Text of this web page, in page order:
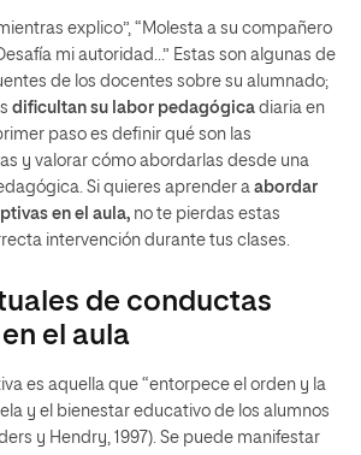
explico”, “Molesta a su compañero
mi autoridad…” Estas son algunas de
de los docentes sobre su alumnado;
dificultan su labor pedagógica diaria en
paso es definir qué son las
y valorar cómo abordarlas desde una
Si quieres aprender a abordar
en el aula, no te pierdas estas
intervención durante tus clases.
de conductas
el aula
es aquella que “entorpece el orden y la
y el bienestar educativo de los alumnos
y Hendry, 1997). Se puede manifestar